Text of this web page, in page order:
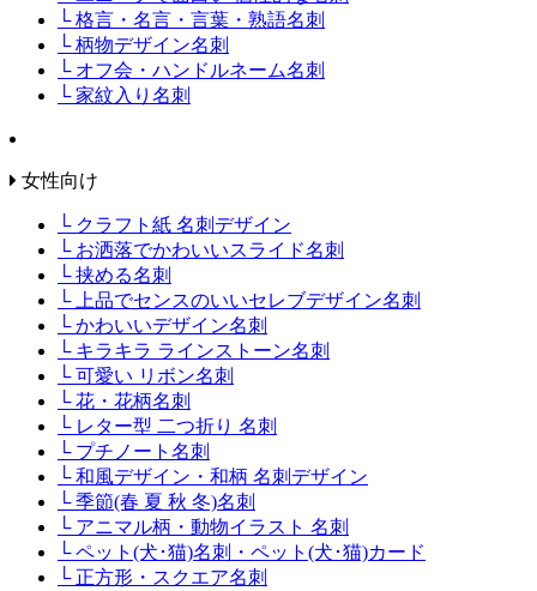
└ 格言・名言・言葉・熟語名刺
└ 柄物デザイン名刺
└ オフ会・ハンドルネーム名刺
└ 家紋入り名刺
女性向け
└ クラフト紙 名刺デザイン
└ お洒落でかわいいスライド名刺
└ 挟める名刺
└ 上品でセンスのいいセレブデザイン名刺
└ かわいいデザイン名刺
└ キラキラ ラインストーン名刺
└ 可愛い リボン名刺
└ 花・花柄名刺
└ レター型 二つ折り 名刺
└ プチノート名刺
└ 和風デザイン・和柄 名刺デザイン
└ 季節(春 夏 秋 冬)名刺
└ アニマル柄・動物イラスト 名刺
└ ペット(犬･猫)名刺・ペット(犬･猫)カード
└ 正方形・スクエア名刺